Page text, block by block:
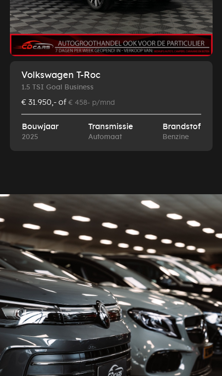
Volkswagen T-Roc
1.5 TSI Goal Business
€ 31.950,- of € 458- p/mnd
Bouwjaar
2025
Transmissie
Automaat
Brandstof
Benzine